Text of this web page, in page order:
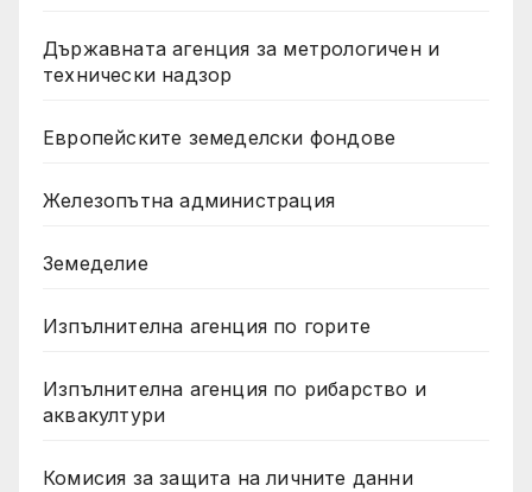
Държавната агенция за метрологичен и
технически надзор
Европейските земеделски фондове
Железопътна администрация
Земеделие
Изпълнителна агенция по горите
Изпълнителна агенция по рибарство и
аквакултури
Комисия за защита на личните данни